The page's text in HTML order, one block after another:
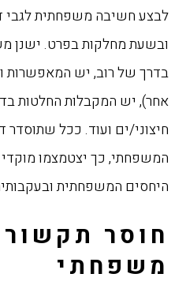
לבצע חשיבה משפחתית לגבי
ובשעת מחלקות בפרט. ישנן
בדרך של רוב, יש המאפשרות
אחר), יש המקבלות החלטות
חיצוני/ים ועוד. ככל
המשפחתי, כך יצטמצמו
היחסים המשפחתית
חוסר
משפחתי